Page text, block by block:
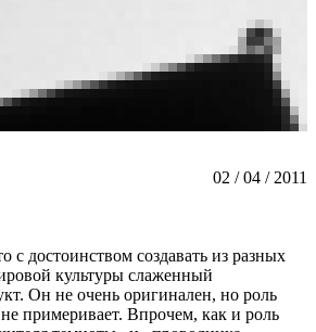
02 / 04 / 2011
с достоинством создавать из разных
культуры слаженный
Он не очень оригинален, но роль
примеривает. Впрочем, как и роль